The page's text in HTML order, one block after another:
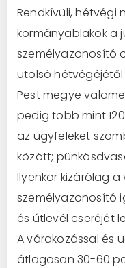
Rendkívüli, hétvégi
kormányablakok a
személyazonosító
utolsó
Pest megye
pedig több mint
az ügyfeleket
között;
Ilyenkor kizárólag
személyazonosító
és útlevél cseréjét
A várakozással és
átlagosan 30-60